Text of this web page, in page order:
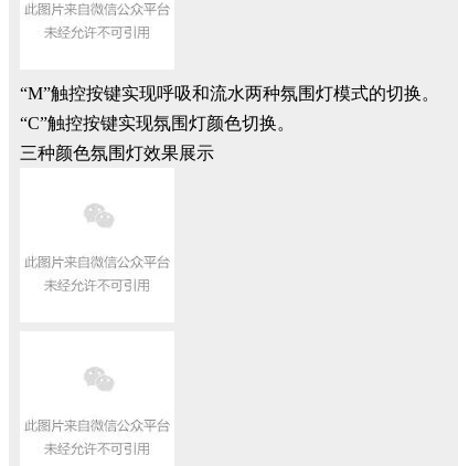
“M”触控按键实现呼吸和流水两种氛围灯模式的切换。
“C”触控按键实现氛围灯颜色切换。
三种颜色氛围灯效果展示